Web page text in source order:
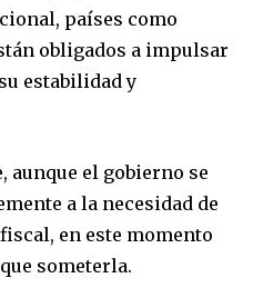
países como
obligados a impulsar
estabilidad y
aunque el gobierno se
a la necesidad de
en este momento
someterla.